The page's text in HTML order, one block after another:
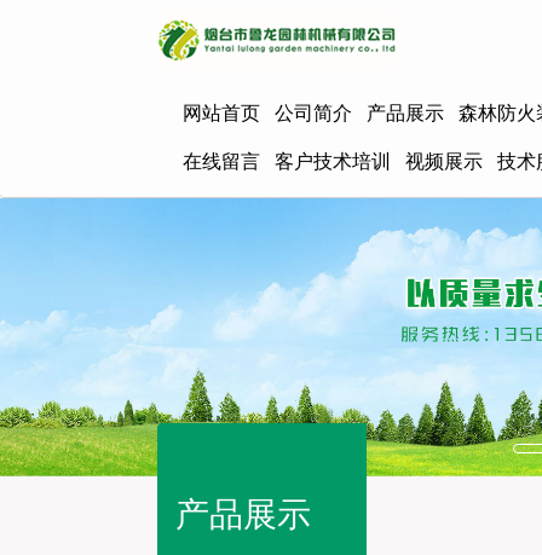
网站首页 公司简介 产品展示 森林防火
在线留言 客户技术培训 视频展示 技术
产品展示